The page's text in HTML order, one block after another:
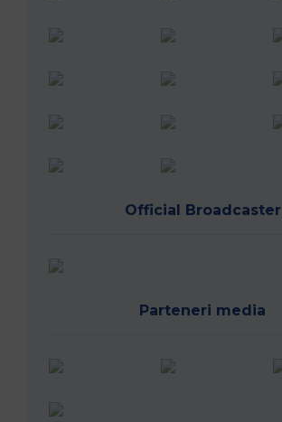
Official Broadcaster
Parteneri media